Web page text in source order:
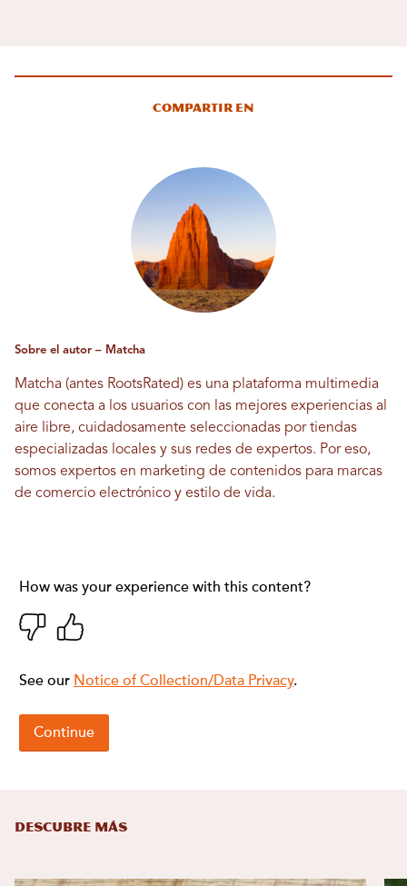
Compartir en
Sobre el autor – Matcha
Matcha (antes RootsRated) es una plataforma multimedia
que conecta a los usuarios con las mejores experiencias al
aire libre, cuidadosamente seleccionadas por tiendas
especializadas locales y sus redes de expertos. Por eso,
somos expertos en marketing de contenidos para marcas
de comercio electrónico y estilo de vida.
DESCUBRE MÁS